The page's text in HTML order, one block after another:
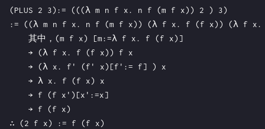
(PLUS 2 3):= (((λ m n f x. n f (m f x)) 2 ) 3)
:= ((λ m n f x. n f (m f x)) (λ f x. f (f x)) (λ f
    其中，(m f x) [m:=λ f x. f (f x)]
→ (λ f x. f (f x)) f x
→ (λ x. f' (f' x)[f':= f] ) x
→ λ x. f (f x) x
→ f (f x')[x':=x]
→ f (f x)
∴ (2 f x) := f (f x)